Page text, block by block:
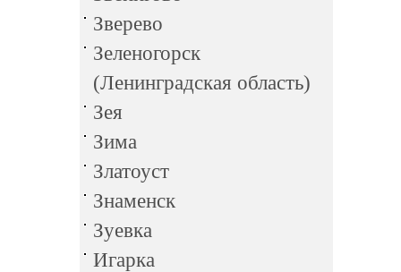
Зверево
Зеленогорск
(Ленинградская область)
Зея
Зима
Златоуст
Знаменск
Зуевка
Игарка